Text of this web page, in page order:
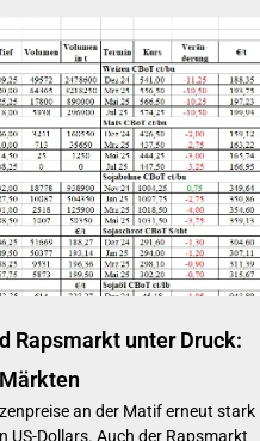
Rapsmarkt unter Druck:
an der Matif erneut stark
US-Dollars. Auch der Rapsmarkt